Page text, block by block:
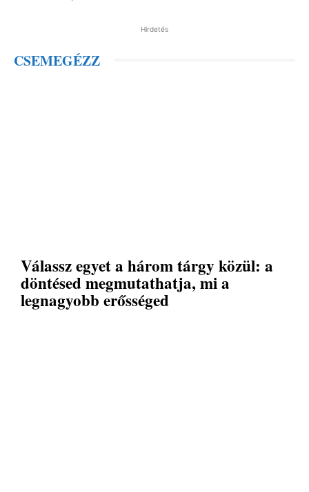
Hirdetés
CSEMEGÉZZ
Válassz egyet a három tárgy közül: a
döntésed megmutathatja, mi a
legnagyobb erősséged